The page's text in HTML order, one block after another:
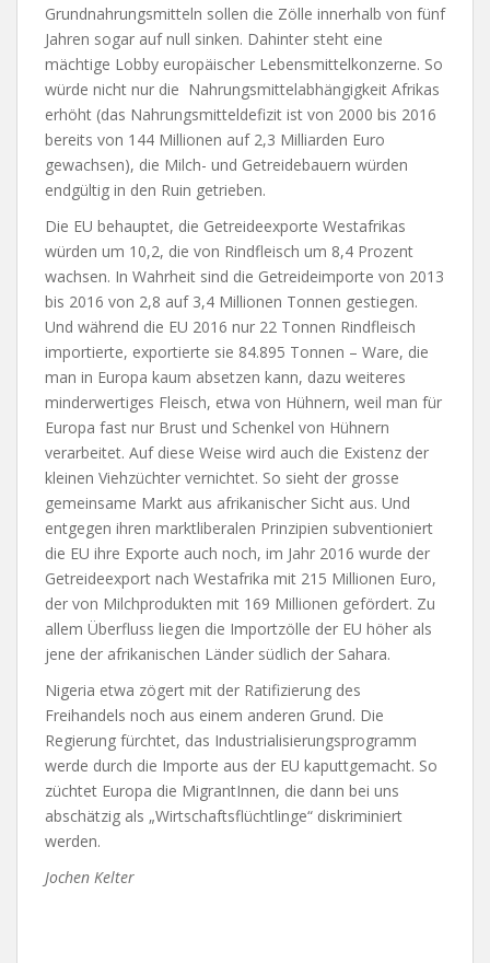
Grundnahrungsmitteln sollen die Zölle innerhalb von fünf
Jahren sogar auf null sinken. Dahinter steht eine
mächtige Lobby europäischer Lebensmittelkonzerne. So
würde nicht nur die Nahrungsmittelabhängigkeit Afrikas
erhöht (das Nahrungsmitteldefizit ist von 2000 bis 2016
bereits von 144 Millionen auf 2,3 Milliarden Euro
gewachsen), die Milch- und Getreidebauern würden
endgültig in den Ruin getrieben.
Die EU behauptet, die Getreideexporte Westafrikas
würden um 10,2, die von Rindfleisch um 8,4 Prozent
wachsen. In Wahrheit sind die Getreideimporte von 2013
bis 2016 von 2,8 auf 3,4 Millionen Tonnen gestiegen.
Und während die EU 2016 nur 22 Tonnen Rindfleisch
importierte, exportierte sie 84.895 Tonnen – Ware, die
man in Europa kaum absetzen kann, dazu weiteres
minderwertiges Fleisch, etwa von Hühnern, weil man für
Europa fast nur Brust und Schenkel von Hühnern
verarbeitet. Auf diese Weise wird auch die Existenz der
kleinen Viehzüchter vernichtet. So sieht der grosse
gemeinsame Markt aus afrikanischer Sicht aus. Und
entgegen ihren marktliberalen Prinzipien subventioniert
die EU ihre Exporte auch noch, im Jahr 2016 wurde der
Getreideexport nach Westafrika mit 215 Millionen Euro,
der von Milchprodukten mit 169 Millionen gefördert. Zu
allem Überfluss liegen die Importzölle der EU höher als
jene der afrikanischen Länder südlich der Sahara.
Nigeria etwa zögert mit der Ratifizierung des
Freihandels noch aus einem anderen Grund. Die
Regierung fürchtet, das Industrialisierungsprogramm
werde durch die Importe aus der EU kaputtgemacht. So
züchtet Europa die MigrantInnen, die dann bei uns
abschätzig als „Wirtschaftsflüchtlinge“ diskriminiert
werden.
Jochen Kelter